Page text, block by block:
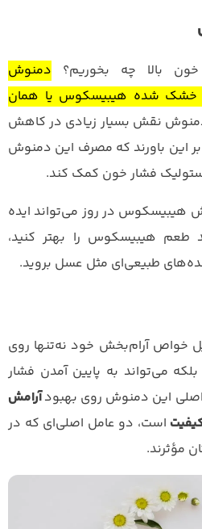
بالا چه بخوریم؟ دمنوش
خشک شده هیبیسکوس یا همان
نقش بسیار زیادی در کاهش
این باورند که مصرف این دمنوش
فشار خون کمک کند.
دمنوش هیبیسکوس در روز می‌تواند ایده
طعم هیبیسکوس را بهتر کنید،
طبیعی‌ای مثل عسل بروید.
خواص آرام‌بخش خود نه‌تنها روی
می‌تواند به پایین آمدن فشار
این دمنوش روی بهبودآرامش
است، دو عامل اصلی‌ای که در
مؤثرند.